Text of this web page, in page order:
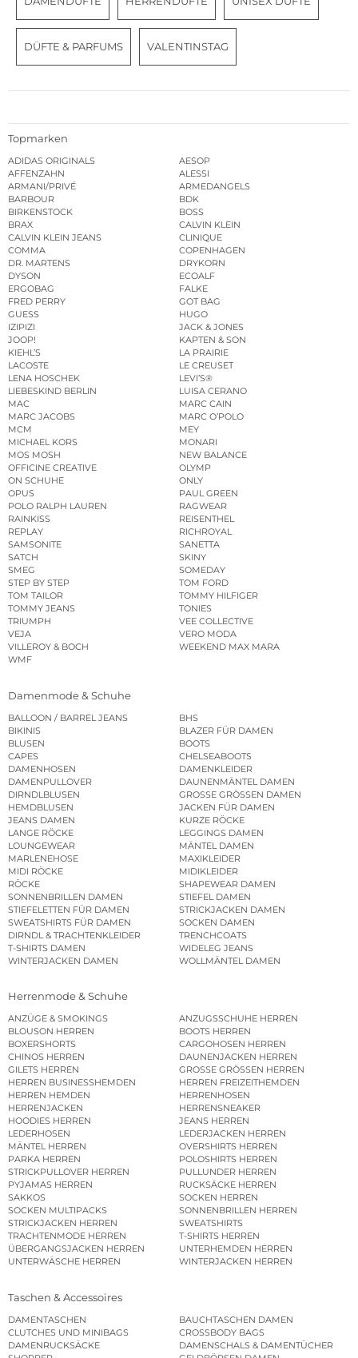
DÜFTE & PARFUMS VALENTINSTAG
Topmarken
ADIDAS ORIGINALS
AESOP
AFFENZAHN
ALESSI
ARMANI/PRIVÉ
ARMEDANGELS
BARBOUR
BDK
BIRKENSTOCK
BOSS
BRAX
CALVIN KLEIN
CALVIN KLEIN JEANS
CLINIQUE
COMMA
COPENHAGEN
DR. MARTENS
DRYKORN
DYSON
ECOALF
ERGOBAG
FALKE
FRED PERRY
GOT BAG
GUESS
HUGO
IZIPIZI
JACK & JONES
JOOP!
KAPTEN & SON
KIEHL’S
LA PRAIRIE
LACOSTE
LE CREUSET
LENA HOSCHEK
LEVI’S®
LIEBESKIND BERLIN
LUISA CERANO
MAC
MARC CAIN
MARC JACOBS
MARC O’POLO
MCM
MEY
MICHAEL KORS
MONARI
MOS MOSH
NEW BALANCE
OFFICINE CREATIVE
OLYMP
ON SCHUHE
ONLY
OPUS
PAUL GREEN
POLO RALPH LAUREN
RAGWEAR
RAINKISS
REISENTHEL
REPLAY
RICHROYAL
SAMSONITE
SANETTA
SATCH
SKINY
SMEG
SOMEDAY
STEP BY STEP
TOM FORD
TOM TAILOR
TOMMY HILFIGER
TOMMY JEANS
TONIES
TRIUMPH
VEE COLLECTIVE
VEJA
VERO MODA
VILLEROY & BOCH
WEEKEND MAX MARA
WMF
Damenmode & Schuhe
BALLOON / BARREL JEANS
BHS
BIKINIS
BLAZER FÜR DAMEN
BLUSEN
BOOTS
CAPES
CHELSEABOOTS
DAMENHOSEN
DAMENKLEIDER
DAMENPULLOVER
DAUNENMÄNTEL DAMEN
DIRNDLBLUSEN
GROSSE GRÖSSEN DAMEN
HEMDBLUSEN
JACKEN FÜR DAMEN
JEANS DAMEN
KURZE RÖCKE
LANGE RÖCKE
LEGGINGS DAMEN
LOUNGEWEAR
MÄNTEL DAMEN
MARLENEHOSE
MAXIKLEIDER
MIDI RÖCKE
MIDIKLEIDER
RÖCKE
SHAPEWEAR DAMEN
SONNENBRILLEN DAMEN
STIEFEL DAMEN
STIEFELETTEN FÜR DAMEN
STRICKJACKEN DAMEN
SWEATSHIRTS FÜR DAMEN
SOCKEN DAMEN
DIRNDL & TRACHTENKLEIDER
TRENCHCOATS
T-SHIRTS DAMEN
WIDELEG JEANS
WINTERJACKEN DAMEN
WOLLMÄNTEL DAMEN
Herrenmode & Schuhe
ANZÜGE & SMOKINGS
ANZUGSSCHUHE HERREN
BLOUSON HERREN
BOOTS HERREN
BOXERSHORTS
CARGOHOSEN HERREN
CHINOS HERREN
DAUNENJACKEN HERREN
GILETS HERREN
GROSSE GRÖSSEN HERREN
HERREN BUSINESSHEMDEN
HERREN FREIZEITHEMDEN
HERREN HEMDEN
HERRENHOSEN
HERRENJACKEN
HERRENSNEAKER
HOODIES HERREN
JEANS HERREN
LEDERHOSEN
LEDERJACKEN HERREN
MÄNTEL HERREN
OVERSHIRTS HERREN
PARKA HERREN
POLOSHIRTS HERREN
STRICKPULLOVER HERREN
PULLUNDER HERREN
PYJAMAS HERREN
RUCKSÄCKE HERREN
SAKKOS
SOCKEN HERREN
SOCKEN MULTIPACKS
SONNENBRILLEN HERREN
STRICKJACKEN HERREN
SWEATSHIRTS
TRACHTENMODE HERREN
T-SHIRTS HERREN
ÜBERGANGSJACKEN HERREN
UNTERHEMDEN HERREN
UNTERWÄSCHE HERREN
WINTERJACKEN HERREN
Taschen & Accessoires
DAMENTASCHEN
BAUCHTASCHEN DAMEN
CLUTCHES UND MINIBAGS
CROSSBODY BAGS
DAMENRUCKSÄCKE
DAMENSCHALS & DAMENTÜCHER